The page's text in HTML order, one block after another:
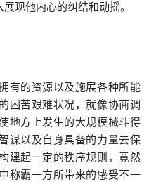
现他内心的纠结和动摇。
有的资源以及施展各种所能
困苦艰难状况，就像协商调
地方上发生的大规模械斗得
谋以及自身具备的力量去保
建起一定的秩序规则，竟然
称霸一方所带来的感受不一